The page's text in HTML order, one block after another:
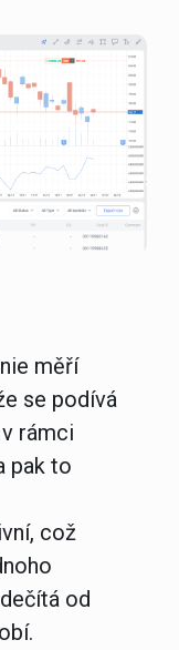
měří
se podívá
rámci
pak to
což
od